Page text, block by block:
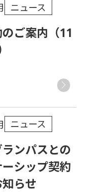
ニュース
ご案内（11
ニュース
ンパスとの
シップ契約
らせ